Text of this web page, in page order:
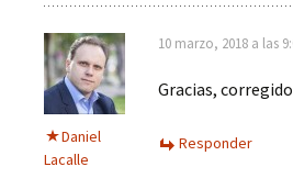
Daniel
Lacalle
10 marzo, 2018 a las
Gracias, corregido
Responder